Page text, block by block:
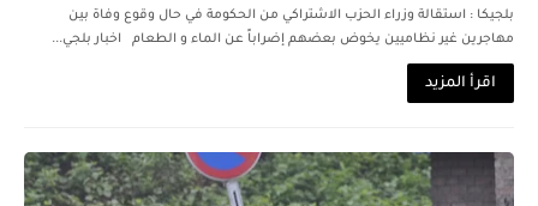
بلجيكا : استقالة وزراء الحزب الاشتراكي من الحكومة في حال وقوع وفاة بين
مهاجرين غير نظاميين يخوض بعضهم إضراباً عن الماء و الطعام اخبار بلجي...
اقرأ المزيد